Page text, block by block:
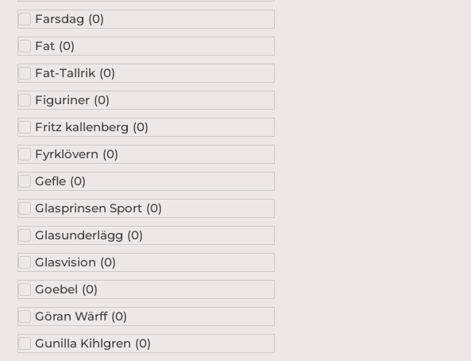
Farsdag (0)
Fat (0)
Fat-Tallrik (0)
Figuriner (0)
Fritz kallenberg (0)
Fyrklövern (0)
Gefle (0)
Glasprinsen Sport (0)
Glasunderlägg (0)
Glasvision (0)
Goebel (0)
Göran Wärff (0)
Gunilla Kihlgren (0)